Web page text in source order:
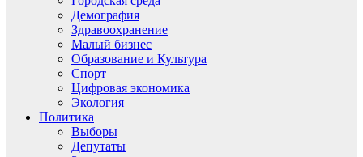
Демография
Здравоохранение
Малый бизнес
Образование и Культура
Спорт
Цифровая экономика
Экология
Политика
Выборы
Депутаты